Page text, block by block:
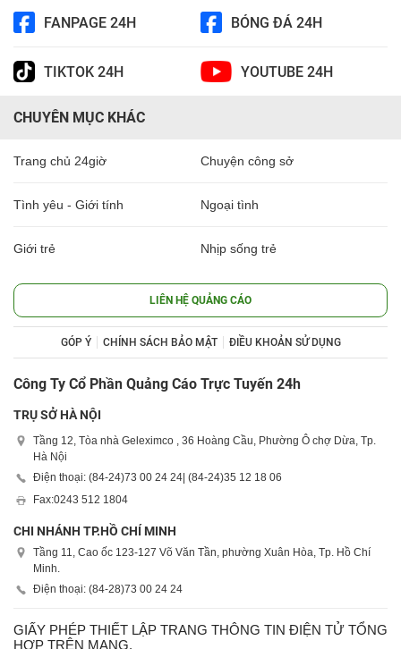
FANPAGE 24H BÓNG ĐÁ 24H
TIKTOK 24H YOUTUBE 24H
CHUYÊN MỤC KHÁC
Trang chủ 24giờ Chuyện công sở
Tình yêu - Giới tính Ngoại tình
Giới trẻ Nhịp sống trẻ
LIÊN HỆ QUẢNG CÁO
GÓP Ý CHÍNH SÁCH BẢO MẬT ĐIỀU KHOẢN SỬ DỤNG
Công Ty Cổ Phần Quảng Cáo Trực Tuyến 24h
TRỤ SỞ HÀ NỘI
Tầng 12, Tòa nhà Geleximco , 36 Hoàng Cầu, Phường Ô chợ Dừa, Tp.
Hà Nội
Điện thoại: (84-24)73 00 24 24 | (84-24)35 12 18 06
Fax:0243 512 1804
CHI NHÁNH TP.HỒ CHÍ MINH
Tầng 11, Cao ốc 123-127 Võ Văn Tần, phường Xuân Hòa, Tp. Hồ Chí
Minh.
Điện thoại: (84-28)73 00 24 24
GIẤY PHÉP THIẾT LẬP TRANG THÔNG TIN ĐIỆN TỬ TỔNG
HỢP TRÊN MẠNG.